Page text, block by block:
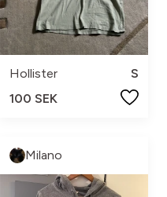
Hollister
S
100 SEK
Milano